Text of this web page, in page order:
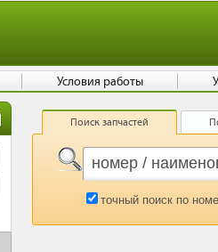
Поиск запчастей
точный поиск по
Условия работы